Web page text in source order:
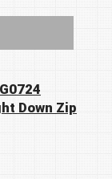
Down Zip